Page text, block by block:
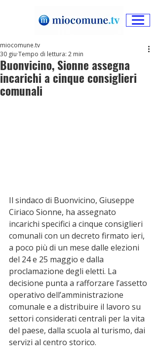
Buonvicino, Sionne assegna
incarichi a cinque consiglieri
comunali
miocomune.tv
30 giu Tempo di lettura: 2 min
Il sindaco di Buonvicino, Giuseppe
Ciriaco Sionne, ha assegnato
incarichi specifici a cinque consiglieri
comunali con un decreto firmato ieri,
a poco più di un mese dalle elezioni
del 24 e 25 maggio e dalla
proclamazione degli eletti. La
decisione punta a rafforzare l’assetto
operativo dell’amministrazione
comunale e a distribuire il lavoro su
settori considerati centrali per la vita
del paese, dalla scuola al turismo, dai
servizi al centro storico.